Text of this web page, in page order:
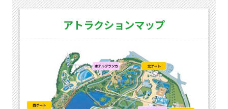
アトラクションマップ